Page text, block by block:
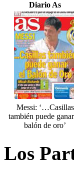
Diario As
Messi: ‘…Casillas
también puede
balón de oro’
Los